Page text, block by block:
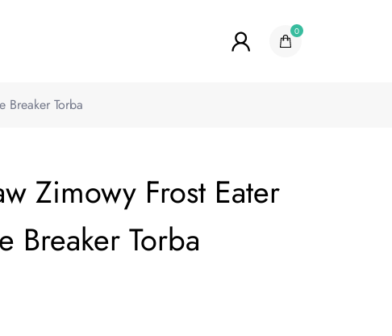
0
Breaker Torba
Zimowy Frost Eater
Breaker Torba